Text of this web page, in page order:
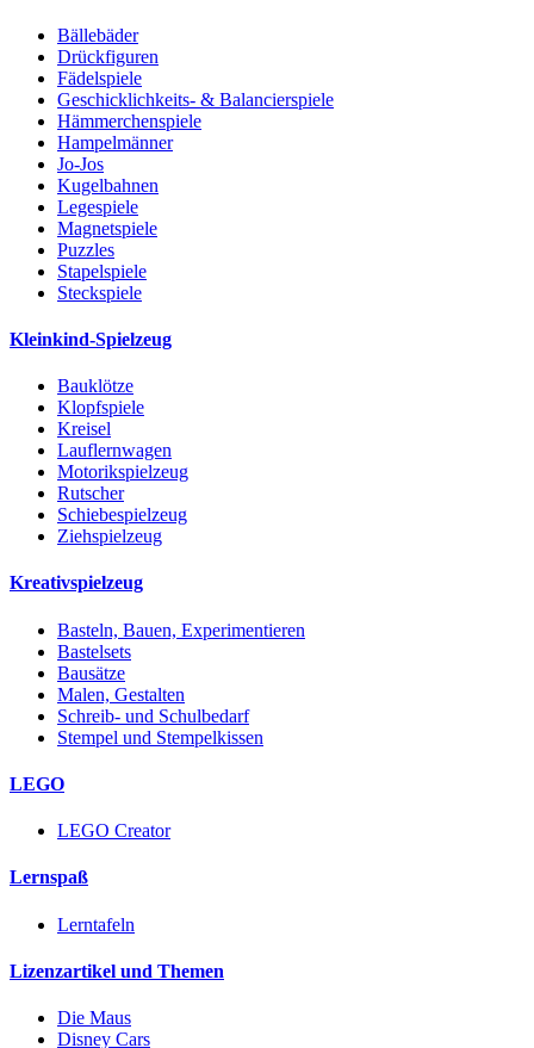
Bällebäder
Drückfiguren
Fädelspiele
Geschicklichkeits- & Balancierspiele
Hämmerchenspiele
Hampelmänner
Jo-Jos
Kugelbahnen
Legespiele
Magnetspiele
Puzzles
Stapelspiele
Steckspiele
Kleinkind-Spielzeug
Bauklötze
Klopfspiele
Kreisel
Lauflernwagen
Motorikspielzeug
Rutscher
Schiebespielzeug
Ziehspielzeug
Kreativspielzeug
Basteln, Bauen, Experimentieren
Bastelsets
Bausätze
Malen, Gestalten
Schreib- und Schulbedarf
Stempel und Stempelkissen
LEGO
LEGO Creator
Lernspaß
Lerntafeln
Lizenzartikel und Themen
Die Maus
Disney Cars